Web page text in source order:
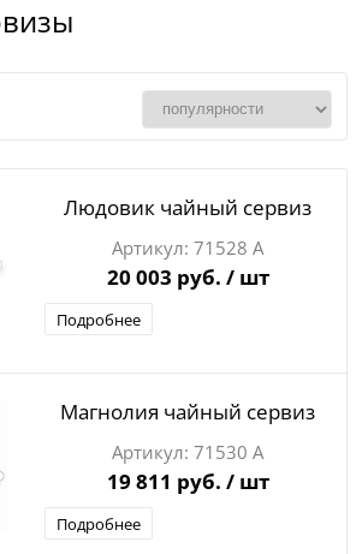
Людовик чайный сервиз
71528 А
20 003 руб. / шт
Подробнее
Магнолия чайный сервиз
71530 А
19 811 руб. / шт
Подробнее